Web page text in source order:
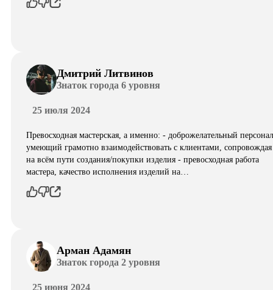
Дмитрий Литвинов
Знаток города 6 уровня
25 июля 2024
Превосходная мастерская, а именно: - доброжелательный
умеющий грамотно взаимодействовать с клиентами,
на всём пути создания/покупки изделия - превосходная работа
мастера, качество исполнения изделий на…
Арман Адамян
Знаток города 2 уровня
25 июня 2024